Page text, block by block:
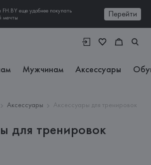
еще удобнее покупать
мечты
Перейти
Мужчинам Аксессуары
Аксессуары Аксессуары для тренировок
для тренировок